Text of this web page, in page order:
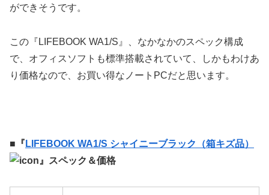
ができそうです。
この『LIFEBOOK WA1/S』、なかなかのスペック構成
で、オフィスソフトも標準搭載されていて、しかもわけあ
り価格なので、お買い得なノートPCだと思います。
■『 LIFEBOOK WA1/S シャイニーブラック（箱キズ品）
』スペック＆価格